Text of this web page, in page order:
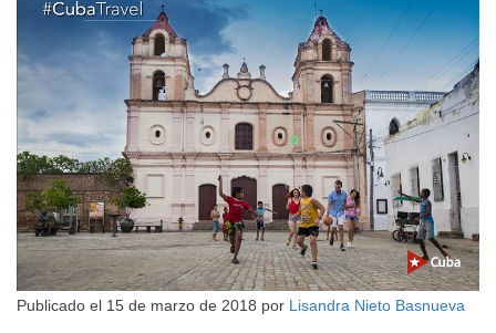
Publicado el 15 de marzo de 2018 por Lisandra Nieto Basnueva